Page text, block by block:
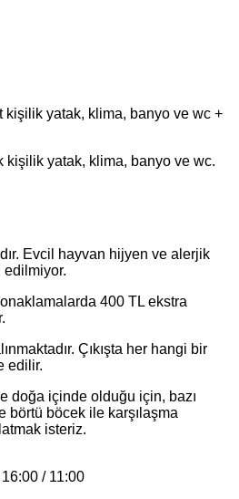
kişilik yatak, klima, banyo ve wc +
kişilik yatak, klima, banyo ve wc.
Evcil hayvan hijyen ve alerjik
edilmiyor.
400 TL ekstra
Çıkışta her hangi bir
edilir.
doğa içinde olduğu için, bazı
börtü böcek ile karşılaşma
isteriz.
16:00 / 11:00